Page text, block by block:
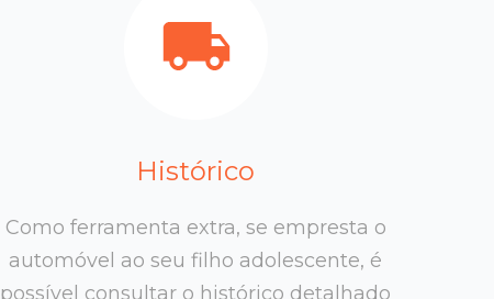
Histórico
Como ferramenta extra, se empresta o
automóvel ao seu filho adolescente, é
possível consultar o histórico detalhado